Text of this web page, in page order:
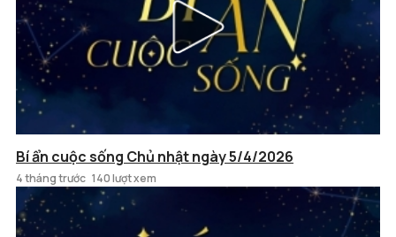
Bí ẩn cuộc sống Chủ nhật ngày 5/4/2026
4 tháng trước 140 lượt xem